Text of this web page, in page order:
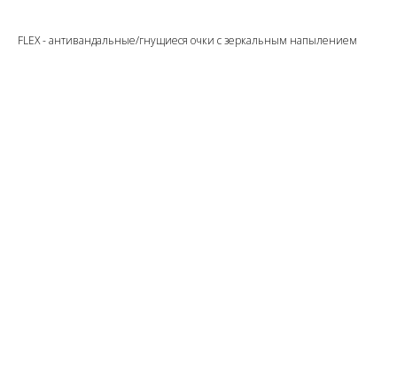
FLEX - антивандальные/гнущиеся очки с зеркальным напылением